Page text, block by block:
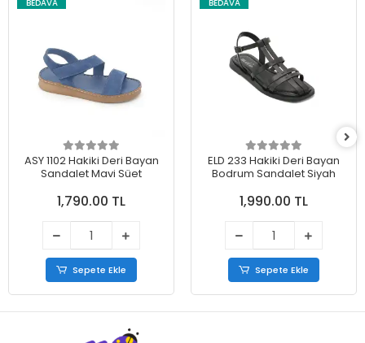
BEDAVA
ASY 1102 Hakiki Deri Bayan
Sandalet Mavi Süet
1,790.00 TL
Sepete Ekle
BEDAVA
ELD 233 Hakiki Deri Bayan
Bodrum Sandalet Siyah
1,990.00 TL
Sepete Ekle